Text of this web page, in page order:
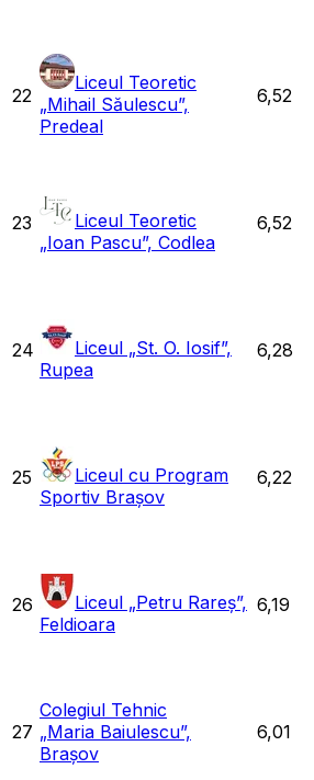
22
Liceul Teoretic
„Mihail Săulescu”,
Predeal
6,52
23
Liceul Teoretic
„Ioan Pascu”, Codlea
6,52
24
Liceul „St. O. Iosif”,
Rupea
6,28
25
Liceul cu Program
Sportiv Brașov
6,22
26
Liceul „Petru Rareș”,
Feldioara
6,19
27
Colegiul Tehnic
„Maria Baiulescu”,
Brașov
6,01